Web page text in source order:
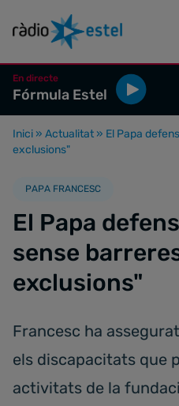
En directe
Fórmula Estel
Inici » Actualitat » El Papa
exclusions"
PAPA FRANCESC
El Papa
sense
exclusions"
Francesc ha
els discapacitats que
activitats de la